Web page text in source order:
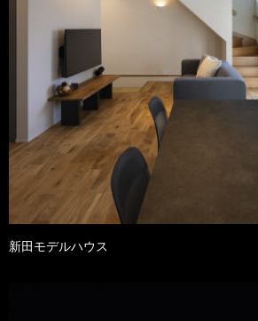
新田モデルハウス